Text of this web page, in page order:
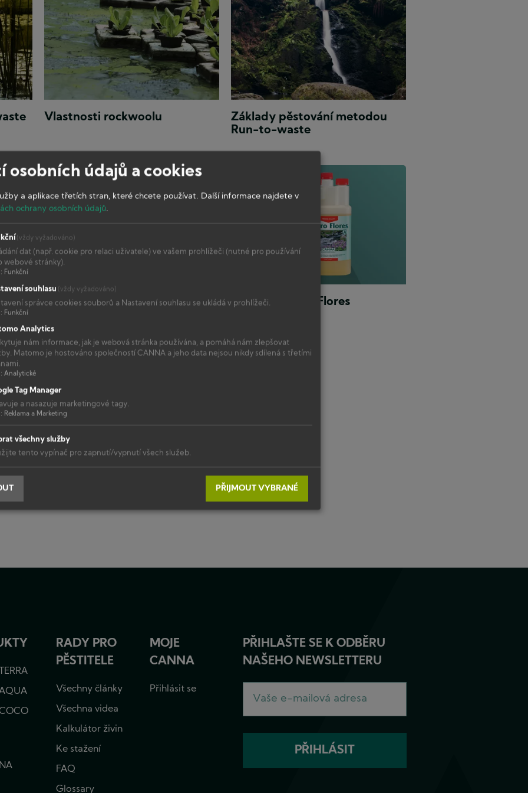
Rockwool
je
který
vyrábí
spřádáním
systémem
run-
to-
waste
Vlastnosti rockwoolu
Run-
to-
waste
pěstování.
systémem
run-
to-
waste
Základy pěstování metodou
Run-to-waste
co o
CANNA Hydro Vega CANNA Hydro Flores
RADY PRO
PĚSTITELE
Všechny články
Všechna videa
Kalkulátor živin
Ke stažení
FAQ
Glossary
MOJE
CANNA
Přihlásit se
PŘIHLAŠTE SE K ODBĚRU
NAŠEHO NEWSLETTERU
osobních údajů a cookies
a aplikace třetích stran, které chcete používat. Další informace najdete v
ochrany osobních údajů.
(vždy vyžadováno)
dat (např. cookie pro relaci uživatele) ve vašem prohlížeči (nutné pro používání
webové stránky).
: Funkční
souhlasu (vždy vyžadováno)
správce cookies souborů a Nastavení souhlasu se ukládá v prohlížeči.
: Funkční
Analytics
nám informace, jak je webová stránka používána, a pomáhá nám zlepšovat
Matomo je hostováno společností CANNA a jeho data nejsou nikdy sdílená s třetími
: Analytické
Tag Manager
a nasazuje marketingové tagy.
: Reklama a Marketing
všechny služby
tento vypínač pro zapnutí/vypnutí všech služeb.
PŘIJMOUT VYBRANÉ